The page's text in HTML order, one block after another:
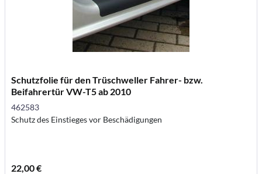
Schutzfolie für den Trüschweller Fahrer- bzw.
Beifahrertür VW-T5 ab 2010
462583
Schutz des Einstieges vor Beschädigungen
22,00 €